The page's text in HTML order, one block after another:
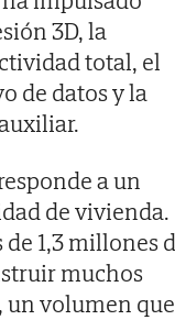
3D, la
total, el
de datos y la
a un
de vivienda.
1,3 millones
muchos
un volumen que